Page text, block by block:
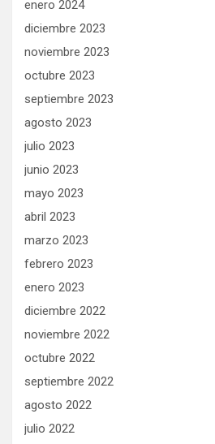
enero 2024
diciembre 2023
noviembre 2023
octubre 2023
septiembre 2023
agosto 2023
julio 2023
junio 2023
mayo 2023
abril 2023
marzo 2023
febrero 2023
enero 2023
diciembre 2022
noviembre 2022
octubre 2022
septiembre 2022
agosto 2022
julio 2022